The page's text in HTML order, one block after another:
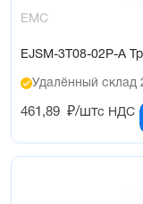
EMC
EJSM-3T08-02P-A
Удалённый склад
461,89 ₽/штс НДС